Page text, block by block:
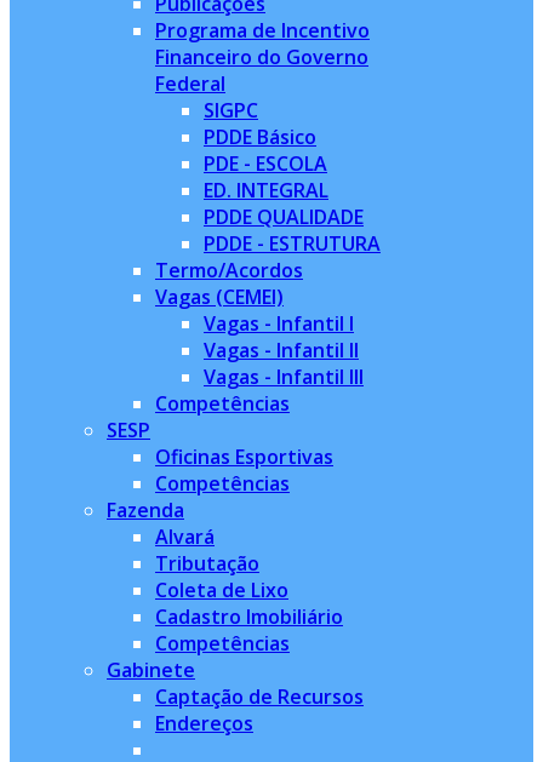
Programa de Incentivo
Financeiro do Governo
Federal
SIGPC
PDDE Básico
PDE - ESCOLA
ED. INTEGRAL
PDDE QUALIDADE
PDDE - ESTRUTURA
Termo/Acordos
Vagas (CEMEI)
Vagas - Infantil I
Vagas - Infantil II
Vagas - Infantil III
Competências
SESP
Oficinas Esportivas
Competências
Fazenda
Alvará
Tributação
Coleta de Lixo
Cadastro Imobiliário
Competências
Gabinete
Captação de Recursos
Endereços